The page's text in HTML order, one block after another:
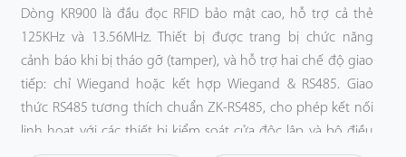
Dòng KR900 là đầu đọc RFID bảo mật cao, hỗ trợ cả thẻ
125KHz và 13.56MHz. Thiết bị được trang bị chức năng
cảnh báo khi bị tháo gỡ (tamper), và hỗ trợ hai chế độ giao
tiếp: chỉ Wiegand hoặc kết hợp Wiegand & RS485. Giao
thức RS485 tương thích chuẩn ZK-RS485, cho phép kết nối
linh hoạt với các thiết bị kiểm soát cửa độc lập và bộ điều